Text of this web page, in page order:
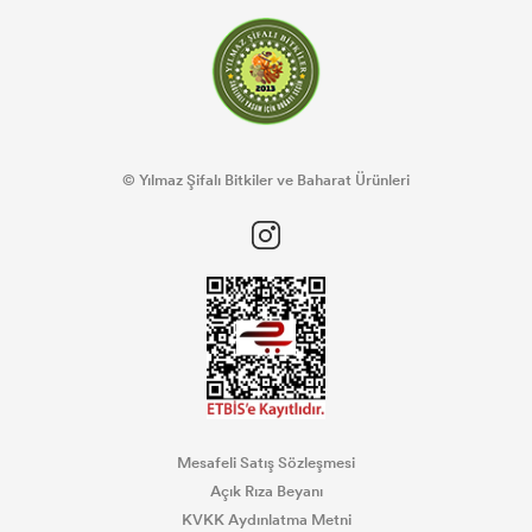
© Yılmaz Şifalı Bitkiler ve Baharat Ürünleri
Mesafeli Satış Sözleşmesi
Açık Rıza Beyanı
KVKK Aydınlatma Metni